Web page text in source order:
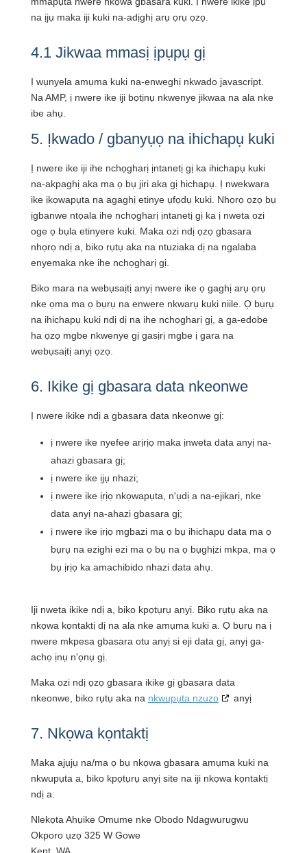
na ịjụ maka iji kuki na-adịghị arụ ọrụ ọzọ.
4.1 Jikwaa mmasị ịpụpụ gị
Ị wụnyela amụma kuki na-enweghị nkwado javascript.
Na AMP, ị nwere ike iji bọtịnụ nkwenye jikwaa na ala nke
ibe ahụ.
5. Ịkwado / gbanyụọ na ihichapụ kuki
Ị nwere ike iji ihe nchọgharị ịntanetị gị ka ihichapụ kuki
na-akpaghị aka ma ọ bụ jiri aka gị hichapụ. Ị nwekwara
ike ịkọwapụta na agaghị etinye ụfọdụ kuki. Nhọrọ ọzọ bụ
ịgbanwe ntọala ihe nchọgharị ịntanetị gị ka ị nweta ozi
oge ọ bụla etinyere kuki. Maka ozi ndị ọzọ gbasara
nhọrọ ndị a, biko rụtụ aka na ntuziaka dị na ngalaba
enyemaka nke ihe nchọgharị gị.
Biko mara na webụsaịtị anyị nwere ike ọ gaghị arụ ọrụ
nke ọma ma ọ bụrụ na enwere nkwarụ kuki niile. Ọ bụrụ
na ihichapụ kuki ndị dị na ihe nchọgharị gị, a ga-edobe
ha ọzọ mgbe nkwenye gị gasịrị mgbe ị gara na
webụsaịtị anyị ọzọ.
6. Ikike gị gbasara data nkeonwe
Ị nwere ikike ndị a gbasara data nkeonwe gị:
ị nwere ike nyefee arịrịọ maka ịnweta data anyị na-
ahazi gbasara gị;
ị nwere ike ịjụ nhazi;
ị nwere ike ịrịọ nkọwapụta, n'ụdị a na-ejikarị, nke
data anyị na-ahazi gbasara gị;
ị nwere ike ịrịọ mgbazi ma ọ bụ ihichapụ data ma ọ
bụrụ na ezighi ezi ma ọ bụ na ọ bụghịzi mkpa, ma ọ
bụ ịrịọ ka amachibido nhazi data ahụ.
Iji nweta ikike ndị a, biko kpọtụrụ anyị. Biko rụtụ aka na
nkọwa kọntaktị dị na ala nke amụma kuki a. Ọ bụrụ na ị
nwere mkpesa gbasara otu anyị si eji data gị, anyị ga-
achọ ịnụ n'ọnụ gị.
Maka ozi ndị ọzọ gbasara ikike gị gbasara data
nkeonwe, biko rụtụ aka na nkwupụta nzuzo anyị
7. Nkọwa kọntaktị
Maka ajụjụ na/ma ọ bụ nkọwa gbasara amụma kuki na
nkwupụta a, biko kpọtụrụ anyị site na iji nkọwa kọntaktị
ndị a:
Nlekọta Ahụike Omume nke Obodo Ndagwurugwu
Okporo ụzọ 325 W Gowe
Kent, WA